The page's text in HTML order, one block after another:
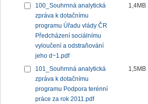
100_Souhrnná analytická
zpráva k dotačnímu
programu Úřadu vlády ČR
Předcházení sociálnímu
vyloučení a odstraňování
jeho d~1.pdf
1,4MB
101_Souhrnná analytická
zpráva k dotačnímu
programu Podpora terénní
práce za rok 2011.pdf
1,5MB